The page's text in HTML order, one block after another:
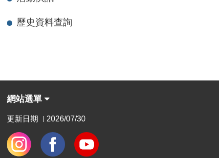
歷史資料查詢
網站選單
更新日期 2026/07/30